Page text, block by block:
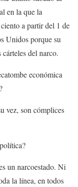
en la que la
a partir del 1 de
Unidos porque su
del narco.
económica
vez, son cómplices
un narcoestado. Ni
la línea, en todos